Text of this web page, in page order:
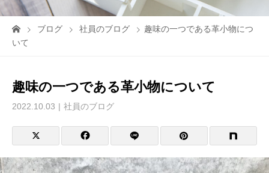
ブログ 社員のブログ
趣味の一つである革小物につ
いて
趣味の一つである革小物について
2022.10.03 社員のブログ